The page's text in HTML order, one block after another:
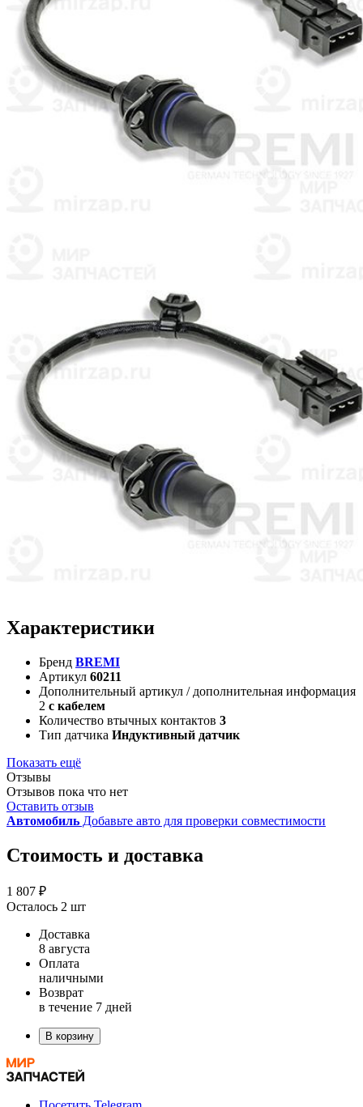
Характеристики
Бренд BREMI
Артикул 60211
Дополнительный артикул / дополнительная информация
2 с кабелем
Количество втычных контактов 3
Тип датчика Индуктивный датчик
Показать ещё
Отзывы
Отзывов пока что нет
Оставить отзыв
Автомобиль Добавьте авто для проверки совместимости
Стоимость и доставка
1 807 ₽
Осталось 2 шт
Доставка
8 августа
Оплата
наличными
Возврат
в течение 7 дней
В корзину